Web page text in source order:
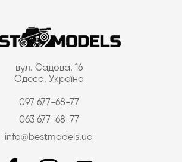
вул. Садова, 16
Одеса, Україна
097 677-68-77
063 677-68-77
info@bestmodels.ua